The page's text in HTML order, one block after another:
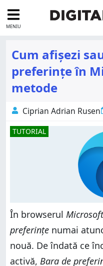
MENIU
Cum afișezi
preferințe în
metode
Ciprian Adrian Rusen
TUTORIAL
În browserul
preferințe numai
nouă. De îndată ce
activă, Bara de